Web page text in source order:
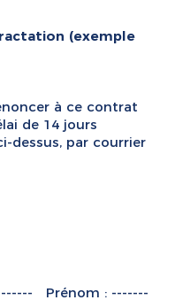
(exemple
à ce contrat
de 14 jours
dessus, par courrier
Prénom : -------